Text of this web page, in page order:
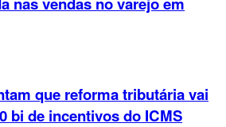
que reforma tributária vai
bi de incentivos do ICMS